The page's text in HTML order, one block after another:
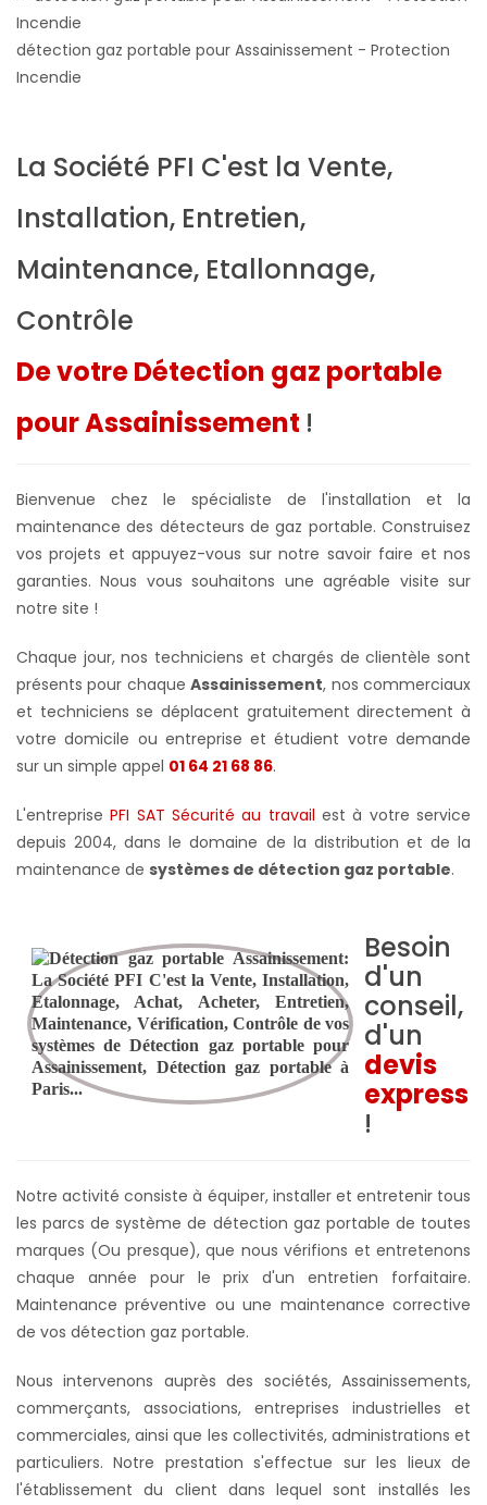
détection gaz portable pour Assainissement - Protection
Incendie
La Société PFI C'est la Vente,
Installation, Entretien,
Maintenance, Etallonnage,
Contrôle
De votre Détection gaz portable
pour Assainissement !
Bienvenue chez le spécialiste de l'installation et la
maintenance des détecteurs de gaz portable. Construisez
vos projets et appuyez-vous sur notre savoir faire et nos
garanties. Nous vous souhaitons une agréable visite sur
notre site !
Chaque jour, nos techniciens et chargés de clientèle sont
présents pour chaqueAssainissement, nos commerciaux
et techniciens se déplacent gratuitement directement à
votre domicile ou entreprise et étudient votre demande
sur un simple appel 01 64 21 68 86.
L'entreprisePFI SAT Sécurité au travail est à votre service
depuis 2004, dans le domaine de la distribution et de la
maintenance de systèmes de détection gaz portable.
Besoin
d'un
conseil,
d'un
devis
express
!
Notre activité consiste à équiper, installer et entretenir tous
les parcs de système de détection gaz portable de toutes
marques (Ou presque), que nous vérifions et entretenons
chaque année pour le prix d'un entretien forfaitaire.
Maintenance préventive ou une maintenance corrective
de vos détection gaz portable.
Nous intervenons auprès des sociétés, Assainissements,
commerçants, associations, entreprises industrielles et
commerciales, ainsi que les collectivités, administrations et
particuliers. Notre prestation s'effectue sur les lieux de
l'établissement du client dans lequel sont installés les